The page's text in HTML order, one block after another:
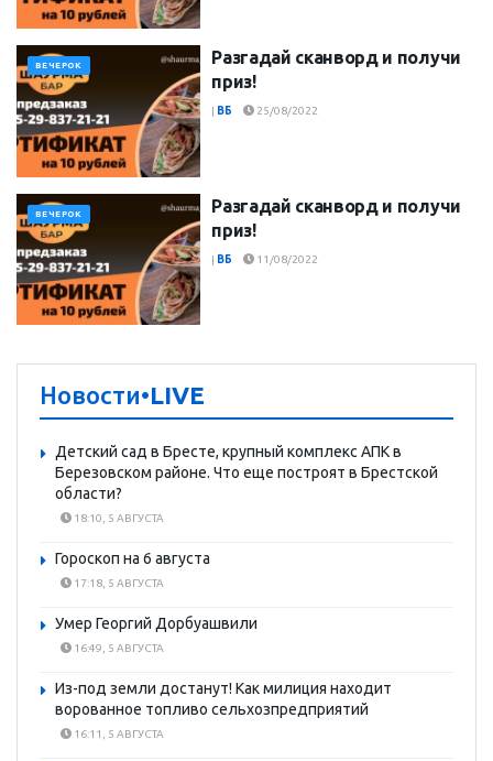
ВЕЧЕРОК
Разгадай сканворд и получи
приз!
| ВБ 25/08/2022
ВЕЧЕРОК
Разгадай сканворд и получи
приз!
| ВБ 11/08/2022
Новости•LIVE
Детский сад в Бресте, крупный комплекс АПК в
Березовском районе. Что еще построят в Брестской
области?
18:10, 5 АВГУСТА
Гороскоп на 6 августа
17:18, 5 АВГУСТА
Умер Георгий Дорбуашвили
16:49, 5 АВГУСТА
Из-под земли достанут! Как милиция находит
ворованное топливо сельхозпредприятий
16:11, 5 АВГУСТА